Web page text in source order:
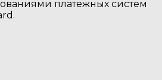
платежных систем